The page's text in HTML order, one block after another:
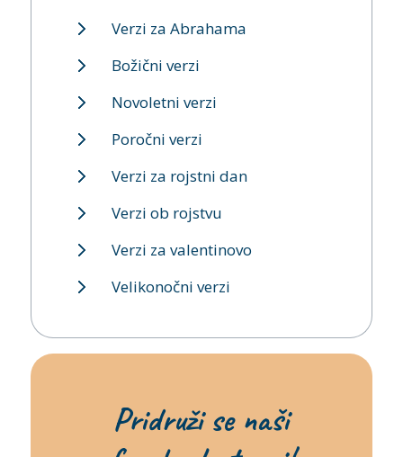
Verzi za Abrahama
Božični verzi
Novoletni verzi
Poročni verzi
Verzi za rojstni dan
Verzi ob rojstvu
Verzi za valentinovo
Velikonočni verzi
Pridruži se naši